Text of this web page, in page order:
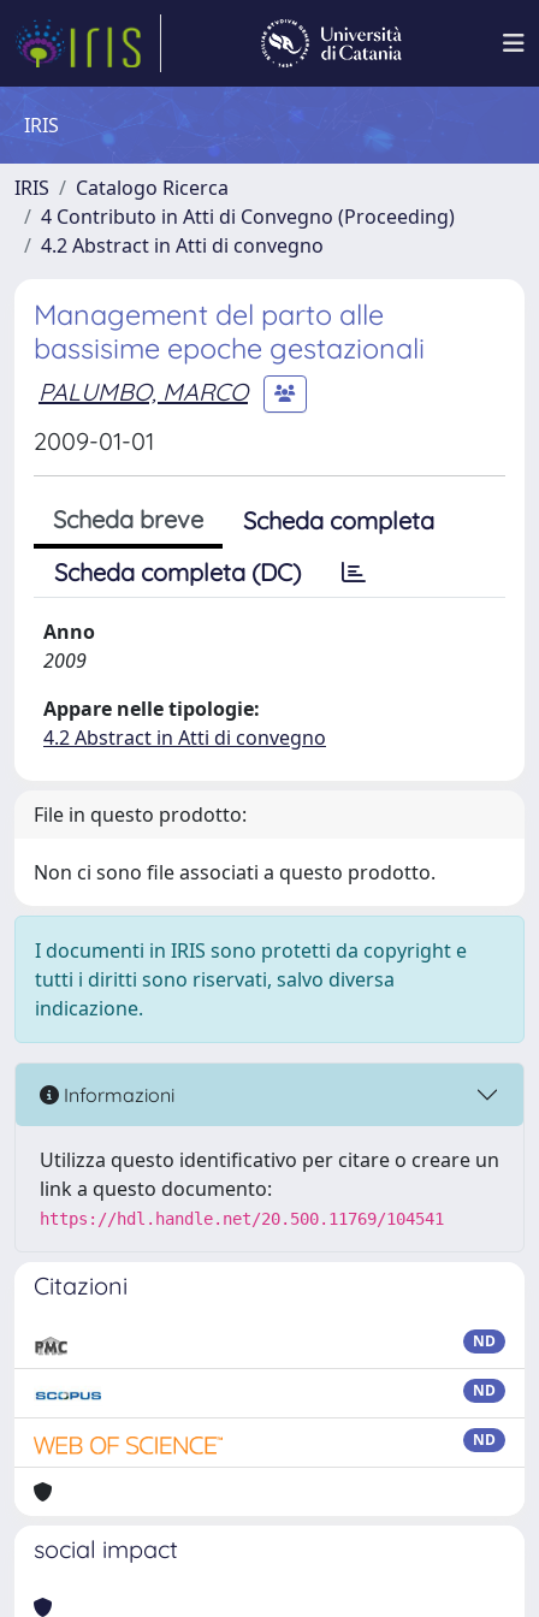
IRIS
IRIS
Catalogo Ricerca
4 Contributo in Atti di Convegno (Proceeding)
4.2 Abstract in Atti di convegno
Management del parto alle
bassisime epoche gestazionali
PALUMBO, MARCO
2009-01-01
Scheda breve
Scheda completa
Scheda completa (DC)
Anno
2009
Appare nelle tipologie:
4.2 Abstract in Atti di convegno
File in questo prodotto:
Non ci sono file associati a questo prodotto.
I documenti in IRIS sono protetti da copyright e
tutti i diritti sono riservati, salvo diversa
indicazione.
Informazioni
Utilizza questo identificativo per citare o creare un
link a questo documento:
https://hdl.handle.net/20.500.11769/104541
Citazioni
ND
ND
ND
social impact